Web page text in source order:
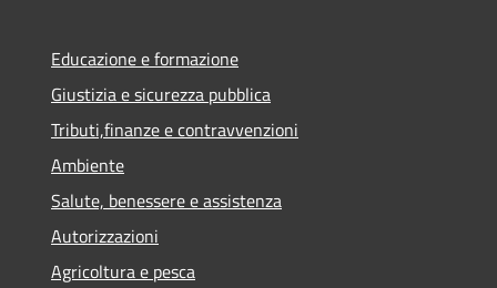
Educazione e formazione
Giustizia e sicurezza pubblica
Tributi,finanze e contravvenzioni
Ambiente
Salute, benessere e assistenza
Autorizzazioni
Agricoltura e pesca